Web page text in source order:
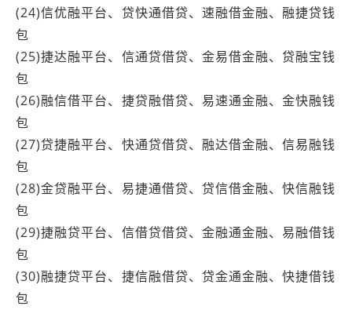
(24)信优融平台、贷快通借贷、速融借金融、融捷贷钱
包
(25)捷达融平台、信通贷借贷、金易借金融、贷融宝钱
包
(26)融信借平台、捷贷融借贷、易速通金融、金快融钱
包
(27)贷捷融平台、快通贷借贷、融达借金融、信易融钱
包
(28)金贷融平台、易捷通借贷、贷信借金融、快信融钱
包
(29)捷融贷平台、信借贷借贷、金融通金融、易融借钱
包
(30)融捷贷平台、捷信融借贷、贷金通金融、快捷借钱
包